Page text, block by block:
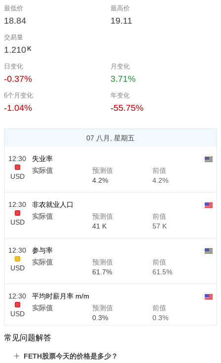
最低价
18.84
最高价
19.11
交易量
1.210 K
日变化
-0.37%
月变化
3.71%
6个月变化
-1.04%
年变化
-55.75%
07 八月, 星期五
12:30
USD
失业率
实际值
预测值
4.2%
前值
4.2%
12:30
USD
非农就业人口
实际值
预测值
41 K
前值
57 K
12:30
USD
参与率
实际值
预测值
61.7%
前值
61.5%
12:30
USD
平均时薪月率 m/m
实际值
预测值
0.3%
前值
0.3%
12:30
USD
平均时薪年率 y/y
实际值
预测值
常见问题解答
FETH股票今天的价格是多少？